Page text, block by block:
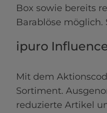
Box sowie bereits
Barablöse möglich.
ipuro
Mit dem
Sortiment.
reduzierte Artikel